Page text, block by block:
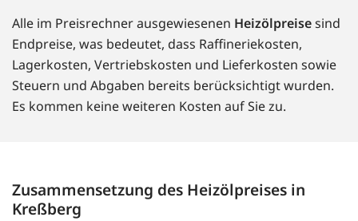
Alle im Preisrechner ausgewiesenen Heizölpreisesind
Endpreise, was bedeutet, dass Raffineriekosten,
Lagerkosten, Vertriebskosten und Lieferkosten sowie
Steuern und Abgaben bereits berücksichtigt wurden.
Es kommen keine weiteren Kosten auf Sie zu.
Zusammensetzung des Heizölpreises in
Kreßberg